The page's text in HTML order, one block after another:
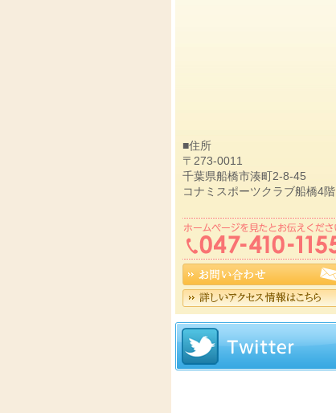
■住所
〒273-0011
千葉県船橋市湊町2-8-45
コナミスポーツクラブ船橋4階